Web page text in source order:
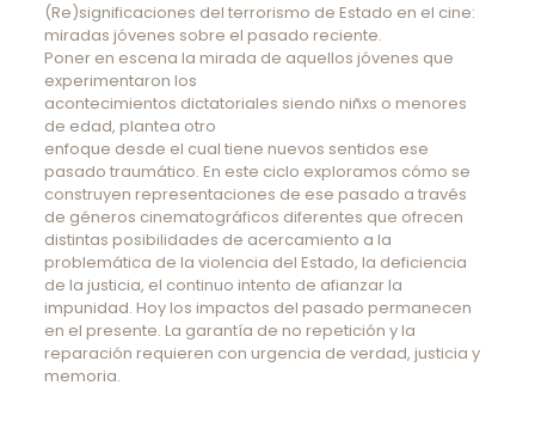
(Re)significaciones del terrorismo de Estado en el cine:
miradas jóvenes sobre el pasado reciente.
Poner en escena la mirada de aquellos jóvenes que
experimentaron los
acontecimientos dictatoriales siendo niñxs o menores
de edad, plantea otro
enfoque desde el cual tiene nuevos sentidos ese
pasado traumático. En este ciclo exploramos cómo se
construyen representaciones de ese pasado a través
de géneros cinematográficos diferentes que ofrecen
distintas posibilidades de acercamiento a la
problemática de la violencia del Estado, la deficiencia
de la justicia, el continuo intento de afianzar la
impunidad. Hoy los impactos del pasado permanecen
en el presente. La garantía de no repetición y la
reparación requieren con urgencia de verdad, justicia y
memoria.